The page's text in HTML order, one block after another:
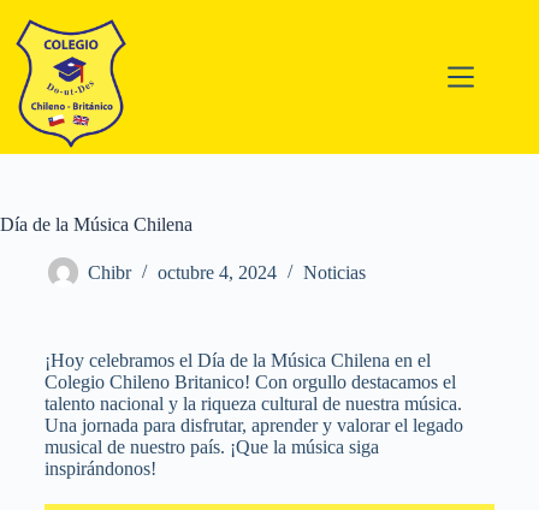
Día de la Música Chilena
Chibr octubre 4, 2024 Noticias
¡Hoy celebramos el Día de la Música Chilena en el
Colegio Chileno Britanico! Con orgullo destacamos el
talento nacional y la riqueza cultural de nuestra música.
Una jornada para disfrutar, aprender y valorar el legado
musical de nuestro país. ¡Que la música siga
inspirándonos!